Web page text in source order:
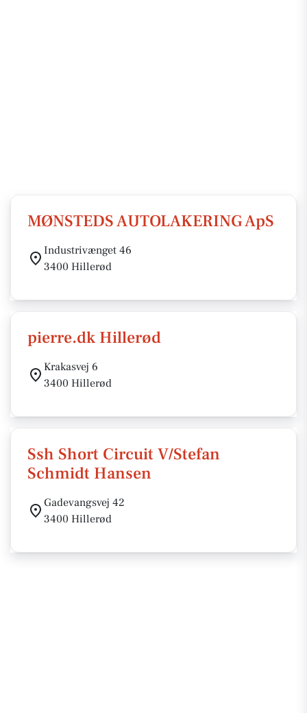
MØNSTEDS AUTOLAKERING ApS
Industrivænget 46
3400 Hillerød
pierre.dk Hillerød
Krakasvej 6
3400 Hillerød
Ssh Short Circuit V/Stefan
Schmidt Hansen
Gadevangsvej 42
3400 Hillerød